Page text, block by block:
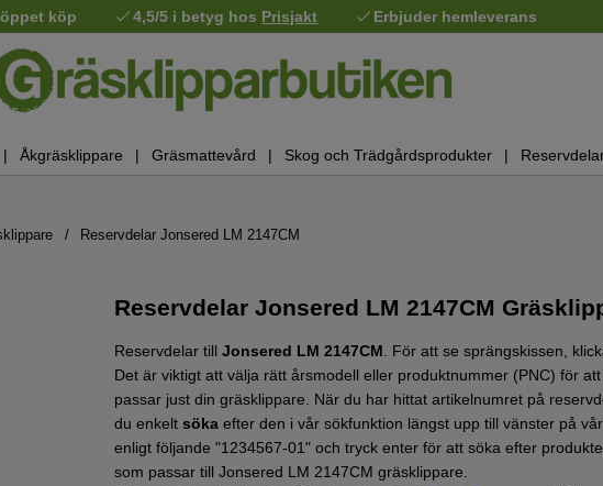
köp 4,5/5 i betyg hos Prisjakt Erbjuder hemleverans
Åkgräsklippare Gräsmattevård Skog och Trädgårdsprodukter
Reservdelar Jonsered LM 2147CM
Reservdelar Jonsered LM 2147CM
Reservdelar till Jonsered LM 2147CM. För att se sprängskissen,
Det är viktigt att välja rätt årsmodell eller produktnummer (PNC) för
passar just din gräsklippare. När du har hittat artikelnumret på
du enkelt söka efter den i vår sökfunktion längst upp till vänster på
enligt följande "1234567-01" och tryck enter för att söka efter
som passar till Jonsered LM 2147CM gräsklippare.